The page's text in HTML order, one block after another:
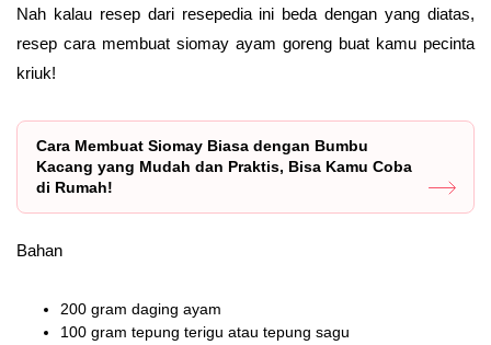
Nah kalau resep dari resepedia ini beda dengan yang diatas,
resep cara membuat siomay ayam goreng buat kamu pecinta
kriuk!
Cara Membuat Siomay Biasa dengan Bumbu
Kacang yang Mudah dan Praktis, Bisa Kamu Coba
di Rumah!
Bahan
200 gram daging ayam
100 gram tepung terigu atau tepung sagu